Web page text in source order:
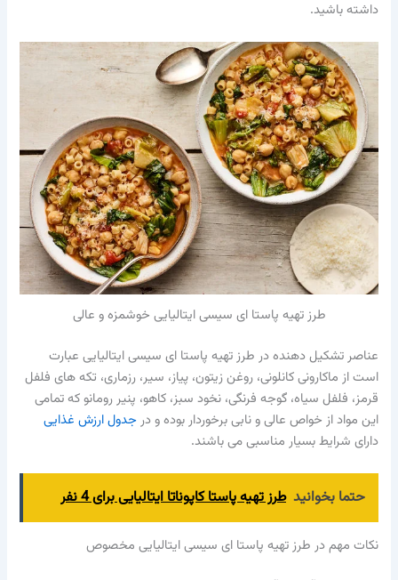
داشته باشید.
طرز تهیه پاستا ای سیسی ایتالیایی خوشمزه و عالی
عناصر تشکیل دهنده در طرز تهیه پاستا ای سیسی ایتالیایی عبارت
است از ماکارونی کانلونی، روغن زیتون، پیاز، سیر، رزماری، تکه های فلفل
قرمز، فلفل سیاه، گوجه فرنگی، نخود سبز، کاهو، پنیر رومانو که تمامی
این مواد از خواص عالی و نابی برخوردار بوده و درجدول ارزش غذایی
دارای شرایط بسیار مناسبی می باشند.
حتما بخوانید طرز تهیه پاستا کاپوناتا ایتالیایی برای 4 نفر
نکات مهم در طرز تهیه پاستا ای سیسی ایتالیایی مخصوص